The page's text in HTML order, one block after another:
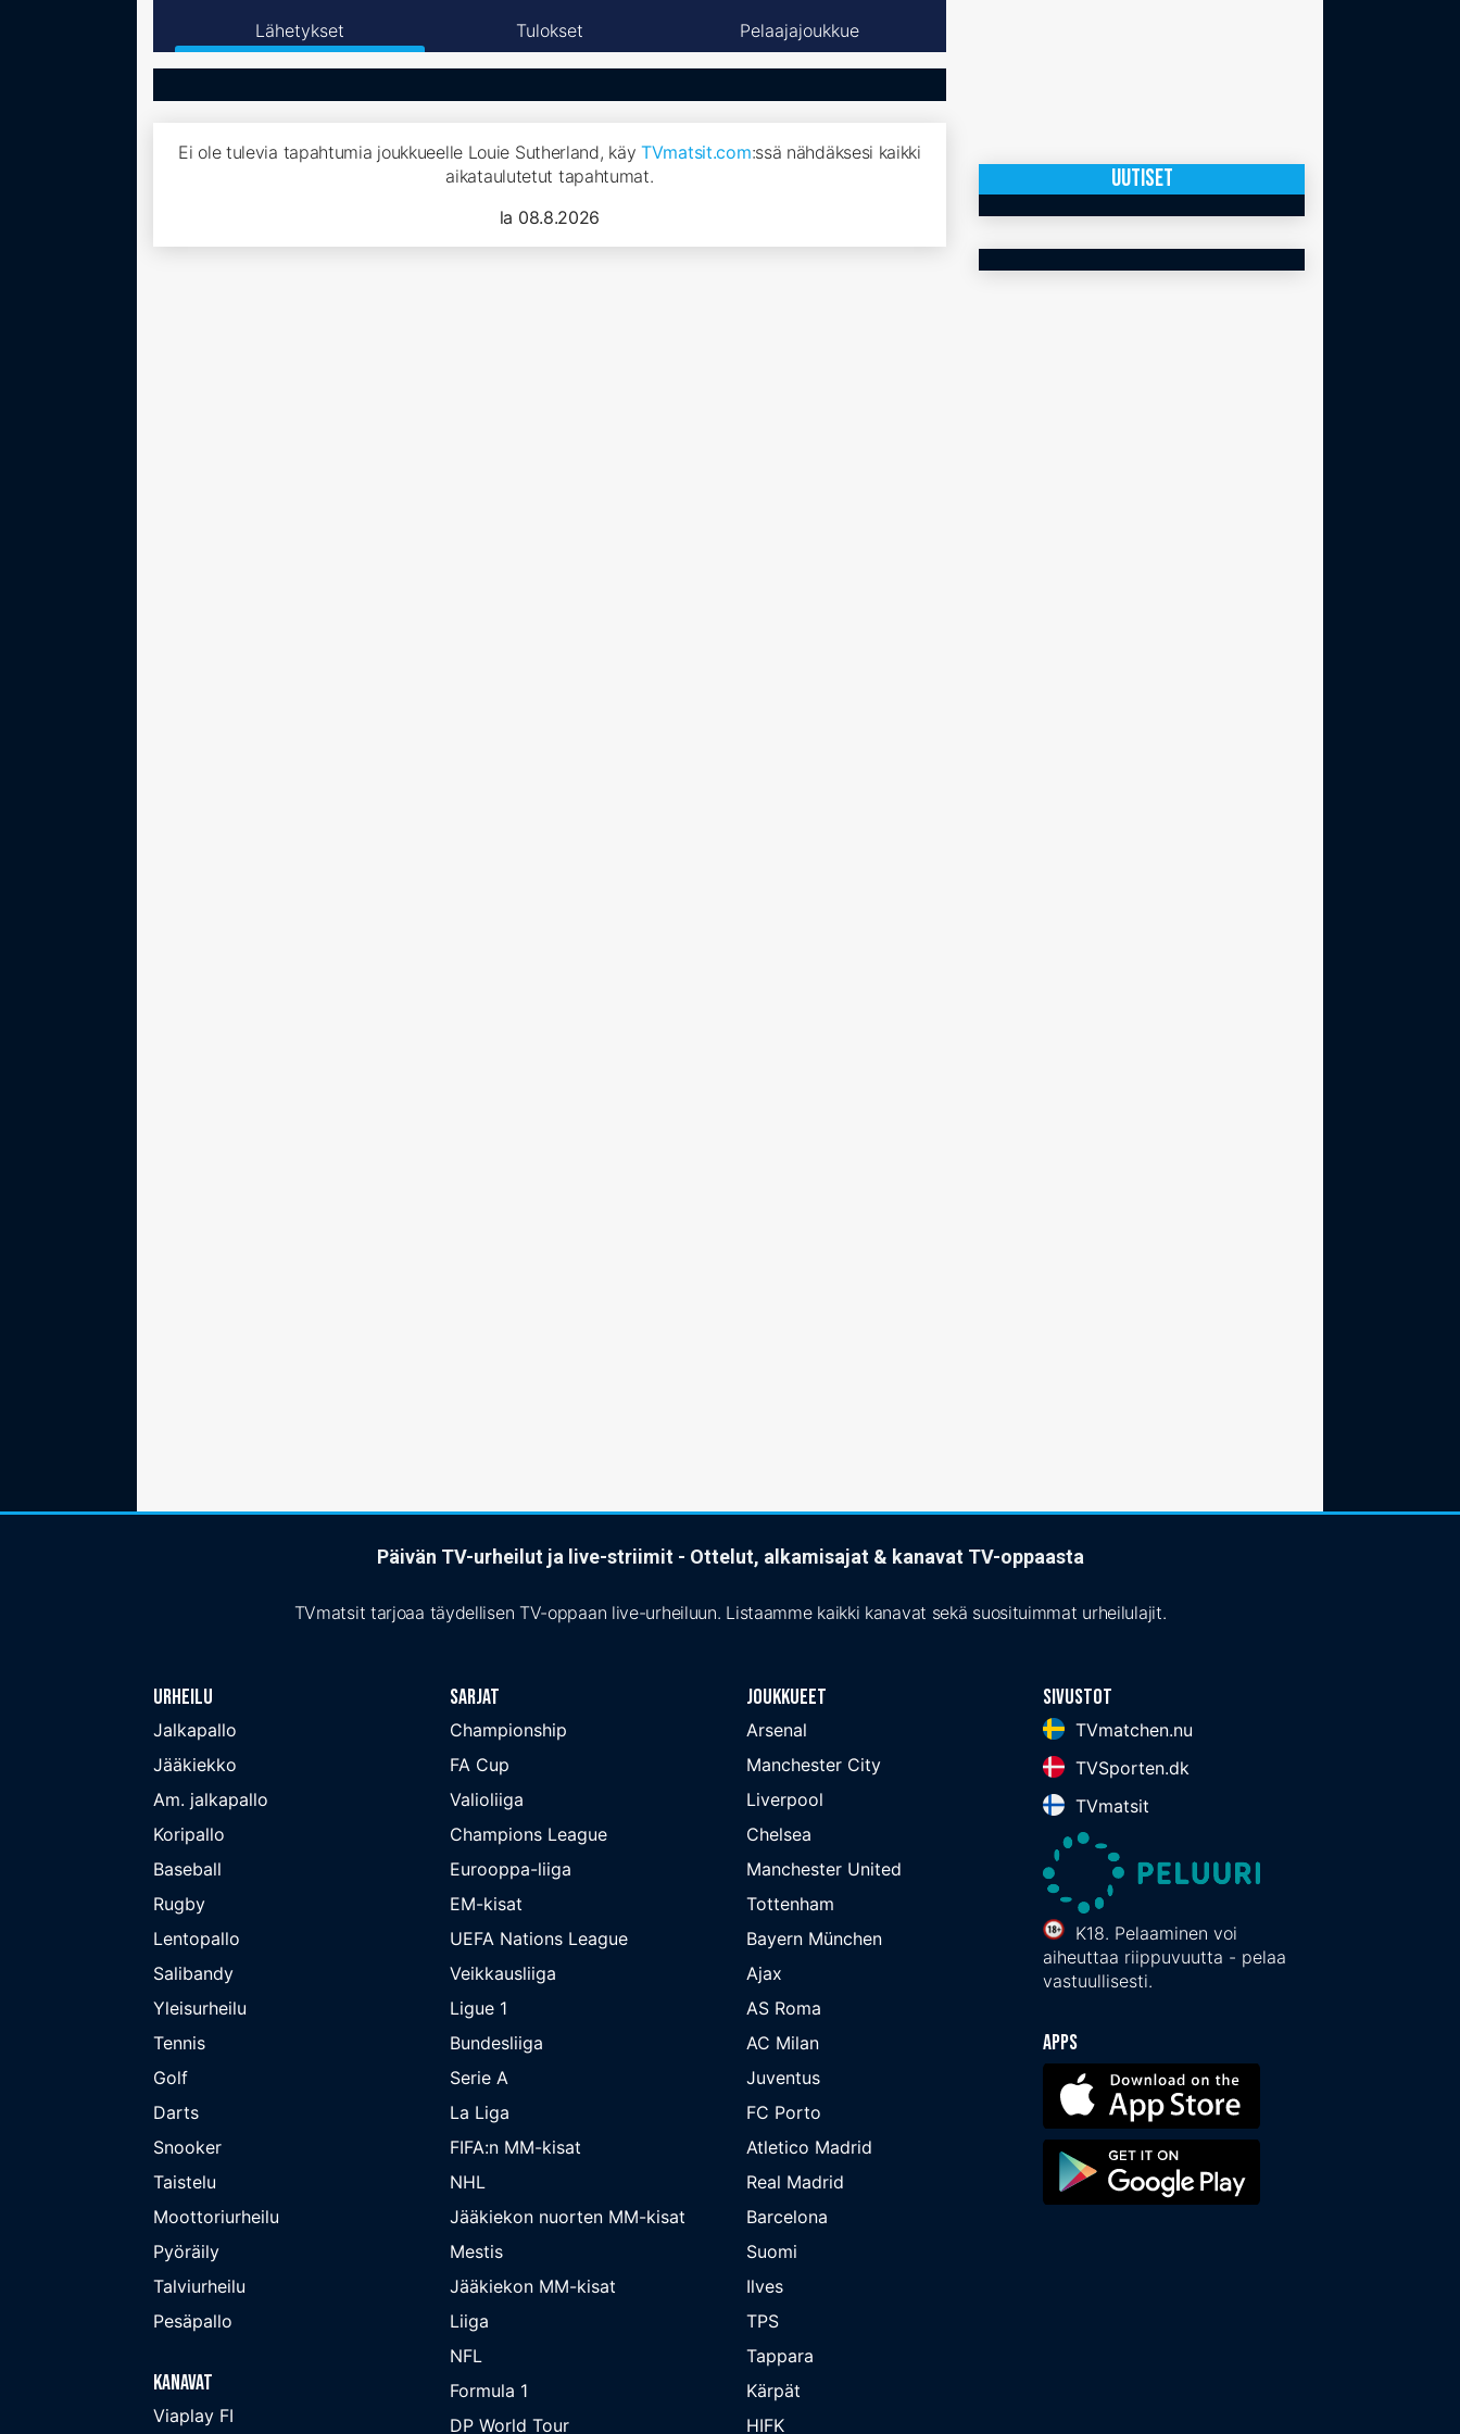
Lähetykset Tulokset Pelaajajoukkue
Ei ole tulevia tapahtumia joukkueelle Louie Sutherland, käyTVmatsit.com:ssä nähdäksesi kaikki
aikataulutetut tapahtumat.
la 08.8.2026
UUTISET
Päivän TV-urheilut ja live-striimit - Ottelut, alkamisajat & kanavat TV-oppaasta
TVmatsit tarjoaa täydellisen TV-oppaan live-urheiluun. Listaamme kaikki kanavat sekä suosituimmat urheilulajit.
Urheilu
Jalkapallo
Jääkiekko
Am. jalkapallo
Koripallo
Baseball
Rugby
Lentopallo
Salibandy
Yleisurheilu
Tennis
Golf
Darts
Snooker
Taistelu
Moottoriurheilu
Pyöräily
Talviurheilu
Pesäpallo
Kanavat
Viaplay FI
Sarjat
Championship
FA Cup
Valioliiga
Champions League
Eurooppa-liiga
EM-kisat
UEFA Nations League
Veikkausliiga
Ligue 1
Bundesliiga
Serie A
La Liga
FIFA:n MM-kisat
NHL
Jääkiekon nuorten MM-kisat
Mestis
Jääkiekon MM-kisat
Liiga
NFL
Formula 1
DP World Tour
Joukkueet
Arsenal
Manchester City
Liverpool
Chelsea
Manchester United
Tottenham
Bayern München
Ajax
AS Roma
AC Milan
Juventus
FC Porto
Atletico Madrid
Real Madrid
Barcelona
Suomi
Ilves
TPS
Tappara
Kärpät
HIFK
Sivustot
TVmatchen.nu
TVSporten.dk
TVmatsit
K18. Pelaaminen voi
aiheuttaa riippuvuutta - pelaa
vastuullisesti.
Apps